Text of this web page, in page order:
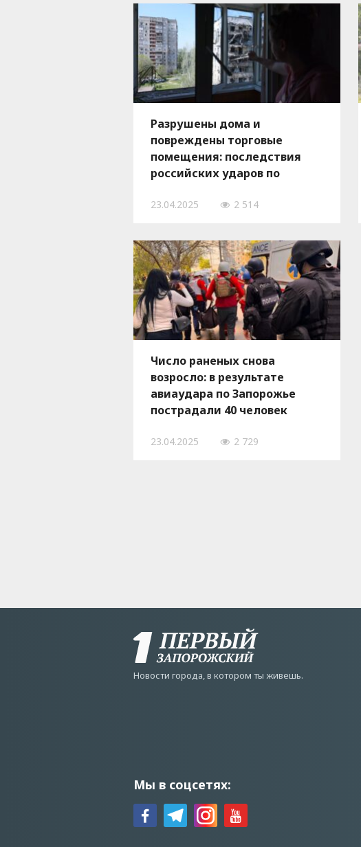
Разрушены дома и
повреждены торговые
помещения: последствия
российских ударов по
апреля, — ФОТО
23.04.2025 2 514
Число раненых снова
возросло: в результате
авиаудара по Запорожье
пострадали 40 человек
23.04.2025 2 729
Новости города, в котором ты живешь.
Мы в соцсетях: